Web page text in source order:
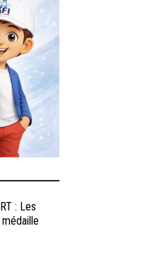
: Les